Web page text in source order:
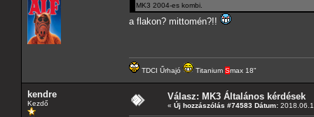
MK3 2004-es kombi.
a flakon? mittomén?!!
TDCI Űrhajó Titanium Smax 18"
kendre
Kezdő
Válasz: MK3 Általános kérdések
« Új hozzászólás #74583 Dátum: